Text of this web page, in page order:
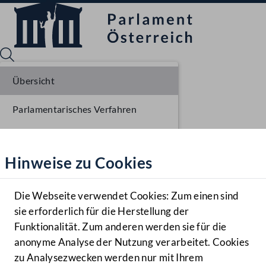
Hilfe
Benutzer
Navigationsmenü öffnen
MENÜ
Hinweise zu Cookies
Die Webseite verwendet Cookies: Zum einen sind
sie erforderlich für die Herstellung der
Funktionalität. Zum anderen werden sie für die
anonyme Analyse der Nutzung verarbeitet. Cookies
zu Analysezwecken werden nur mit Ihrem
Übersicht
Parlamentarisches Verfahren
Ausschussberatungen NR